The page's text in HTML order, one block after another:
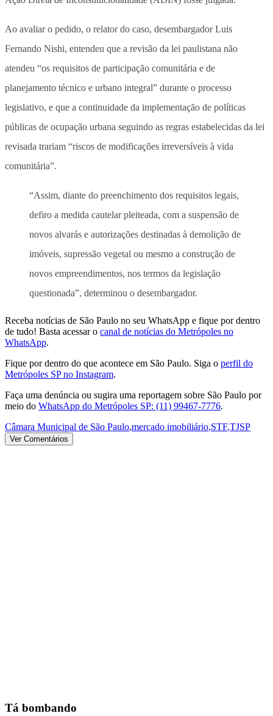
Ao avaliar o pedido, o relator do caso, desembargador Luis
Fernando Nishi, entendeu que a revisão da lei paulistana não
atendeu “os requisitos de participação comunitária e de
planejamento técnico e urbano integral” durante o processo
legislativo, e que a continuidade da implementação de políticas
públicas de ocupação urbana seguindo as regras estabelecidas da lei
revisada trariam “riscos de modificações irreversíveis à vida
comunitária”.
“Assim, diante do preenchimento dos requisitos legais,
defiro a medida cautelar pleiteada, com a suspensão de
novos alvarás e autorizações destinadas à demolição de
imóveis, supressão vegetal ou mesmo a construção de
novos empreendimentos, nos termos da legislação
questionada”, determinou o desembargador.
Receba notícias de São Paulo no seu WhatsApp e fique por dentro
de tudo! Basta acessar o canal de notícias do Metrópoles no
WhatsApp.
Fique por dentro do que acontece em São Paulo. Siga o perfil do
Metrópoles SP no Instagram.
Faça uma denúncia ou sugira uma reportagem sobre São Paulo por
meio do WhatsApp do Metrópoles SP: (11) 99467-7776.
Câmara Municipal de São Paulo,mercado imobiliário,STF,TJSP
Ver Comentários
Tá bombando